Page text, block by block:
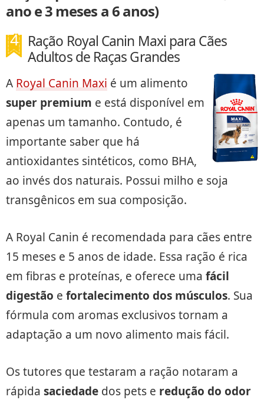
ano e 3 meses a 6 anos)
Ração Royal Canin Maxi para Cães
Adultos de Raças Grandes
ARoyal Canin Maxi é um alimento
super premium e está disponível em
apenas um tamanho. Contudo, é
importante saber que há
antioxidantes sintéticos, como BHA,
ao invés dos naturais. Possui milho e soja
transgênicos em sua composição.
A Royal Canin é recomendada para cães entre
15 meses e 5 anos de idade. Essa ração é rica
em fibras e proteínas, e oferece uma fácil
digestão e fortalecimento dos músculos. Sua
fórmula com aromas exclusivos tornam a
adaptação a um novo alimento mais fácil.
Os tutores que testaram a ração notaram a
rápida saciedade dos pets e redução do odor